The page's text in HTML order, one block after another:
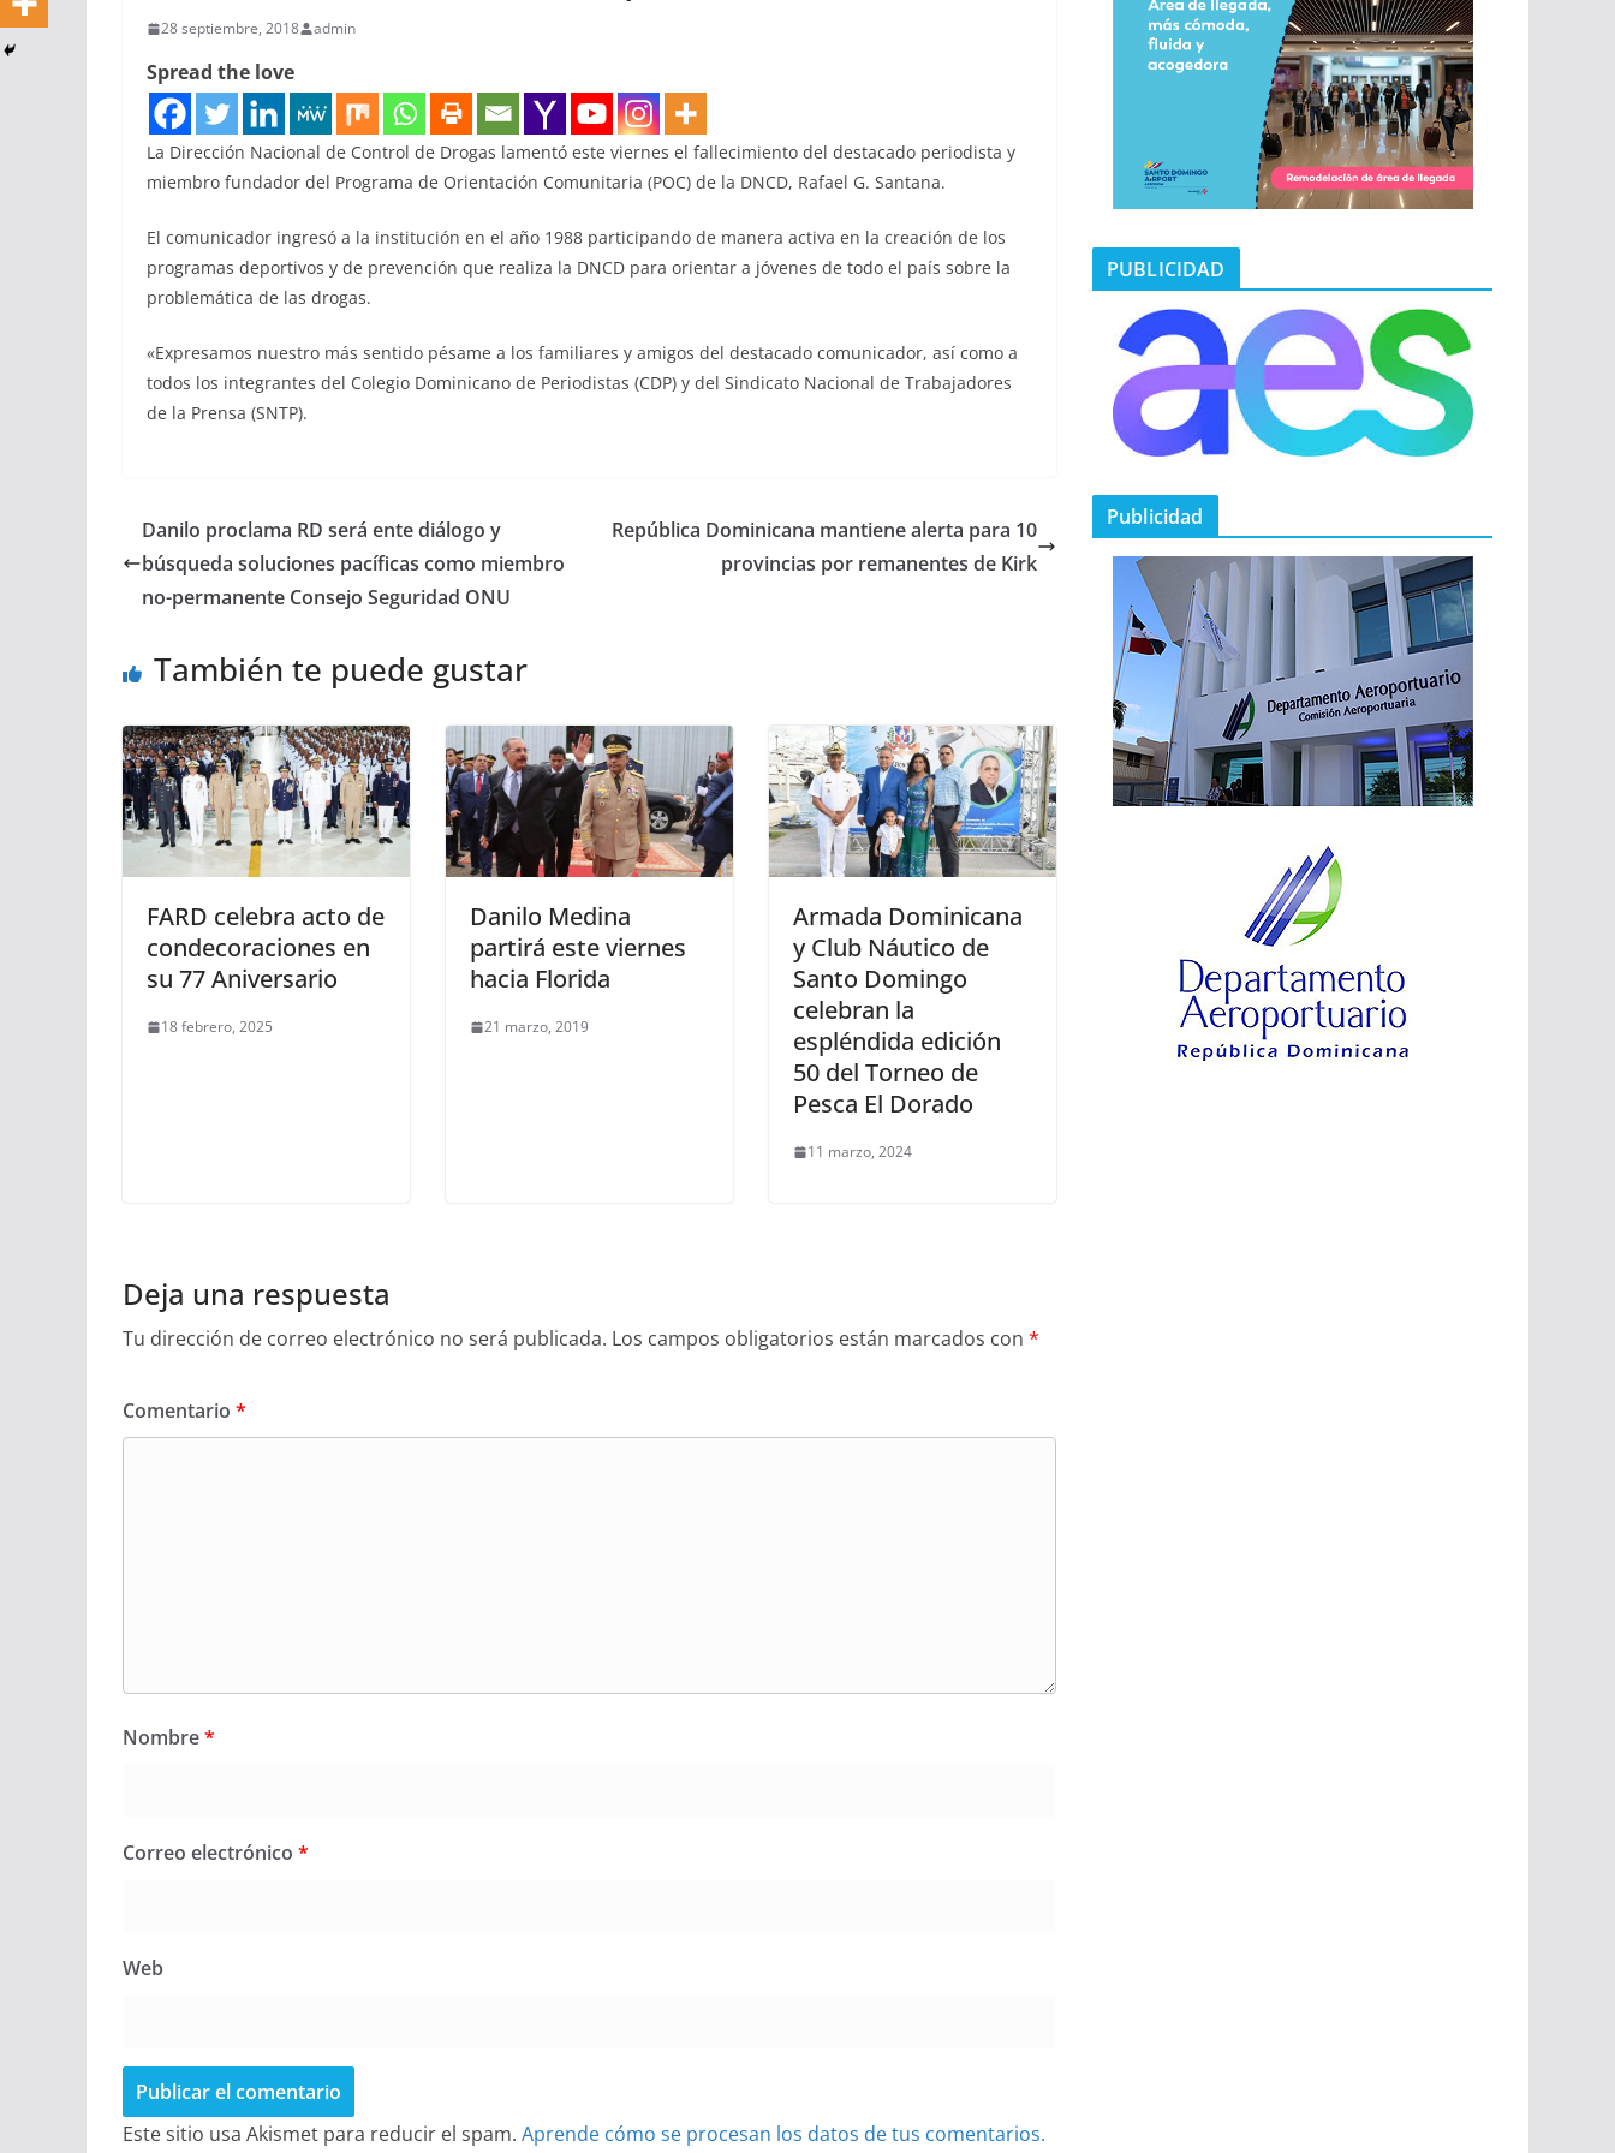
28 septiembre, 2018 admin
Spread the love
La Dirección Nacional de Control de Drogas lamentó este viernes el fallecimiento del destacado periodista y
miembro fundador del Programa de Orientación Comunitaria (POC) de la DNCD, Rafael G. Santana.
El comunicador ingresó a la institución en el año 1988 participando de manera activa en la creación de los
programas deportivos y de prevención que realiza la DNCD para orientar a jóvenes de todo el país sobre la
problemática de las drogas.
«Expresamos nuestro más sentido pésame a los familiares y amigos del destacado comunicador, así como a
todos los integrantes del Colegio Dominicano de Periodistas (CDP) y del Sindicato Nacional de Trabajadores
de la Prensa (SNTP).
Danilo proclama RD será ente diálogo y
búsqueda soluciones pacíficas como miembro
no-permanente Consejo Seguridad ONU
República Dominicana mantiene alerta para 10
provincias por remanentes de Kirk
También te puede gustar
FARD celebra acto de
condecoraciones en
su 77 Aniversario
18 febrero, 2025
Danilo Medina
partirá este viernes
hacia Florida
21 marzo, 2019
Armada Dominicana
y Club Náutico de
Santo Domingo
celebran la
espléndida edición
50 del Torneo de
Pesca El Dorado
11 marzo, 2024
Deja una respuesta
Tu dirección de correo electrónico no será publicada. Los campos obligatorios están marcados con *
Comentario *
Nombre*
Correo electrónico *
Web
Este sitio usa Akismet para reducir el spam. Aprende cómo se procesan los datos de tus comentarios.
PUBLICIDAD
Publicidad